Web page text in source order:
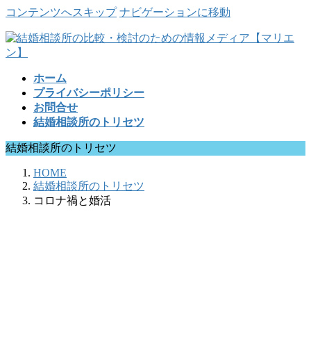
コンテンツへスキップ ナビゲーションに移動
ホーム
プライバシーポリシー
お問合せ
結婚相談所のトリセツ
結婚相談所のトリセツ
HOME
結婚相談所のトリセツ
コロナ禍と婚活